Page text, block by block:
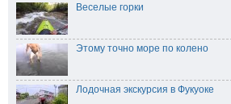
Веселые горки
Этому точно море по колено
Лодочная экскурсия в Фукуоке